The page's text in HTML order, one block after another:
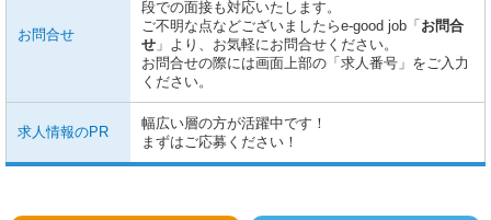
お問合せ
段での面接も対応いたします。
ご不明な点などございましたらe-good job「 お問合
せ 」より、お気軽にお問合せください。
お問合せの際には画面上部の「求人番号」をご入力
ください。
求人情報のPR
幅広い層の方が活躍中です！
まずはご応募ください！